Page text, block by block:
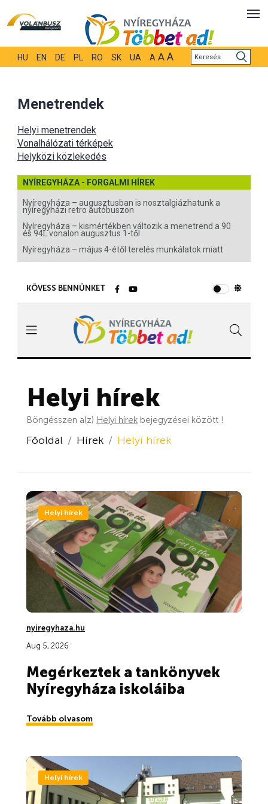
HU EN DE PL RO SK UA A A A
Menetrendek
Helyi menetrendek
Vonalhálózati térképek
Helyközi közlekedés
NYÍREGYHÁZA - FORGALMI HÍREK
Nyíregyháza – augusztusban is nosztalgiázhatunk a
nyíregyházi retro autóbuszon
Nyíregyháza – kismértékben változik a menetrend a 90
és 94L vonalon augusztus 1-től
Nyíregyháza – május 4-étől terelés munkálatok miatt